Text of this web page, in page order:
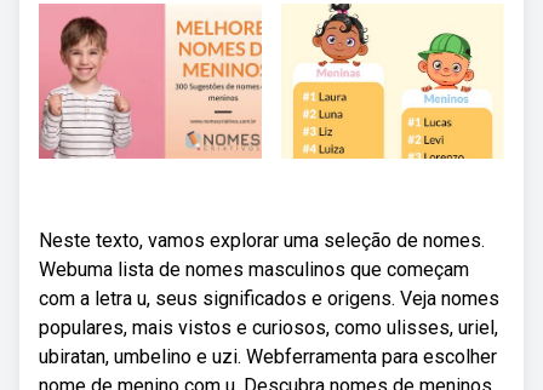
Neste texto, vamos explorar uma seleção de nomes.
Webuma lista de nomes masculinos que começam
com a letra u, seus significados e origens. Veja nomes
populares, mais vistos e curiosos, como ulisses, uriel,
ubiratan, umbelino e uzi. Webferramenta para escolher